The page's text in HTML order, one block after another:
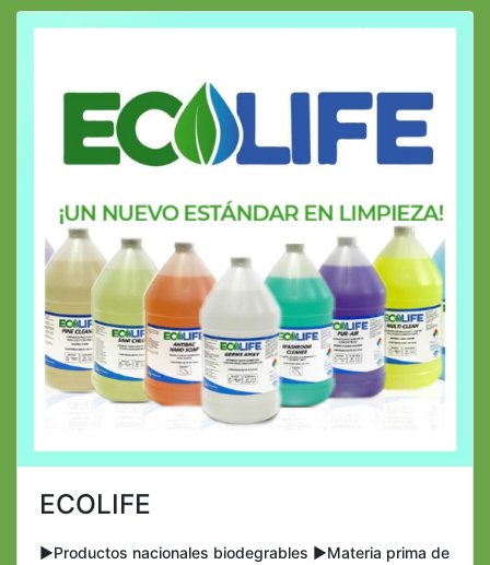
ECOLIFE
►Productos nacionales biodegrables ►Materia prima de